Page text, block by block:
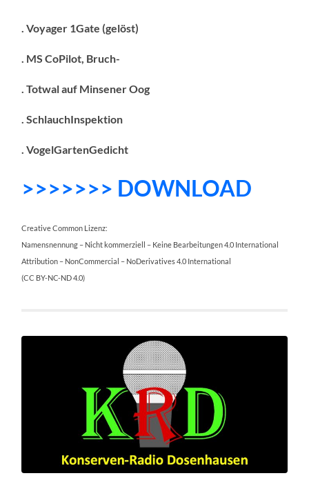
. Voyager 1Gate (gelöst)
. MS CoPilot, Bruch-
. Totwal auf Minsener Oog
. SchlauchInspektion
. VogelGartenGedicht
>>>>>>> DOWNLOAD
Creative Common Lizenz:
Namensnennung – Nicht kommerziell – Keine Bearbeitungen 4.0 International
Attribution – NonCommercial – NoDerivatives 4.0 International
(CC BY-NC-ND 4.0)